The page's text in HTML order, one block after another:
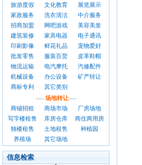
旅游度假
文化教育
展览展示
家政服务
洗衣清洁
中介服务
招商加盟
网吧游戏
美容美发
建筑装修
家具电器
电子通讯
印刷影像
鲜花礼品
宠物爱好
批发零售
服装百货
皮革鞋帽
物流运输
电汽摩托
汽修配件
机械设备
办公设备
矿产转让
商标专利
其它类别
---- 场地转让----
商铺招租
商场市场
厂房场地
写字楼租售
库房仓库
商住两用房
独楼租售
土地租售
种植园
养殖场
其它场地
信息检索